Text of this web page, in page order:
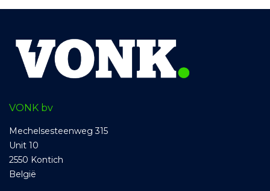
VONK bv
Mechelsesteenweg 315
Unit 10
2550 Kontich
België